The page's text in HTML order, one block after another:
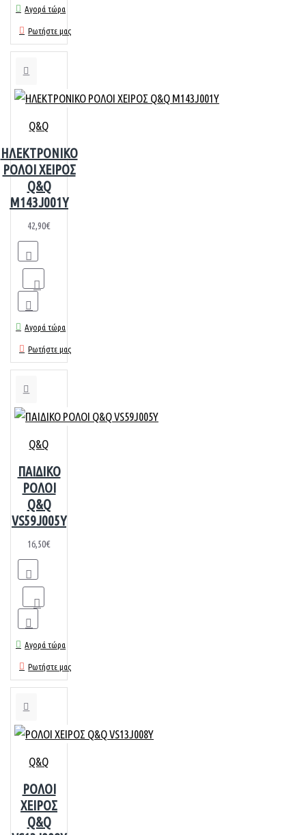
Αγορά τώρα
Ρωτήστε μας
Q&Q
ΗΛΕΚΤΡΟΝΙΚΟ
ΡΟΛΟΙ ΧΕΙΡΟΣ
Q&Q
M143J001Y
42,90€
Αγορά τώρα
Ρωτήστε μας
Q&Q
ΠΑΙΔΙΚΟ
ΡΟΛΟΙ
Q&Q
VS59J005Y
16,50€
Αγορά τώρα
Ρωτήστε μας
Q&Q
ΡΟΛΟΙ
ΧΕΙΡΟΣ
Q&Q